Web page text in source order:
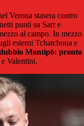
Verona stasera contro
punti su Sarr e
al campo. In mezzo
esterni Tchatchoua e
Montipò: pronto
Valentini.